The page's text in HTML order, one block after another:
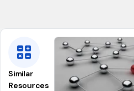
Similar
Resources